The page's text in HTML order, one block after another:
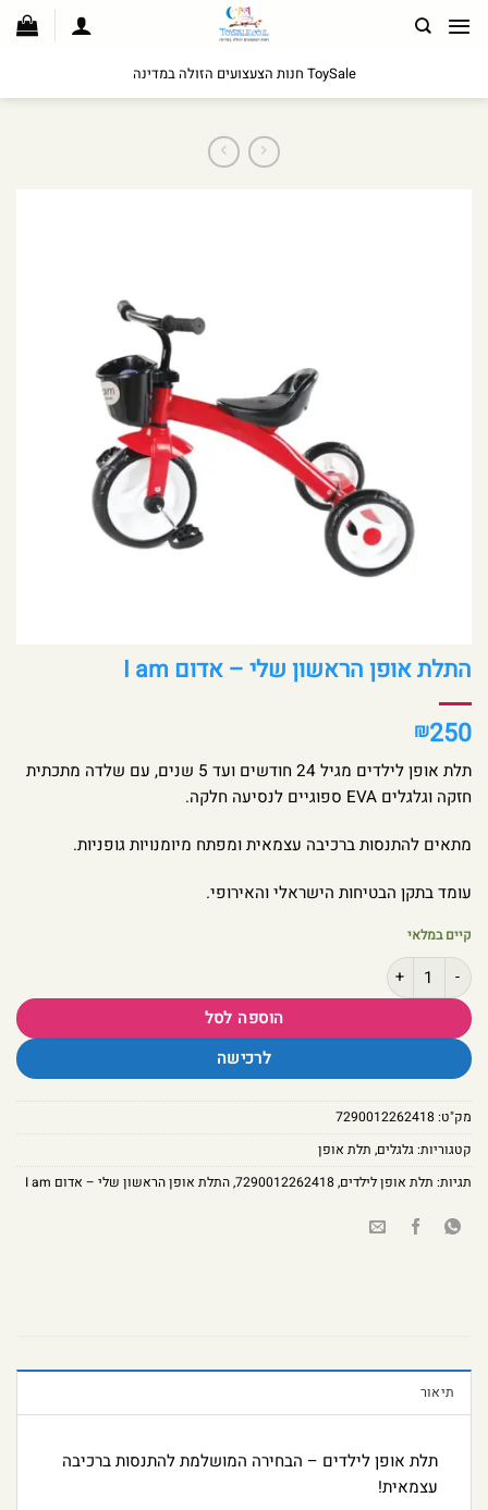
לתוכן
ToySale חנות הצעצועים הזולה במדינה
התלת אופן הראשון שלי – אדום I am
₪250
תלת אופן לילדים מגיל 24 חודשים ועד 5 שנים, עם שלדה מתכתית
חזקה וגלגלים EVA ספוגיים לנסיעה חלקה.
מתאים להתנסות ברכיבה עצמאית ומפתח מיומנויות גופניות.
עומד בתקן הבטיחות הישראלי והאירופי.
קיים במלאי
כמות של התלת אופן הראשון שלי – אדום I am
הוספה לסל
לרכישה
מק"ט:7290012262418
קטגוריות:גלגלים, תלת אופן
תגיות: תלת אופן לילדים,
7290012262418
,התלת אופן הראשון שלי – אדום I am
תיאור
תלת אופן לילדים – הבחירה המושלמת להתנסות ברכיבה
עצמאית!